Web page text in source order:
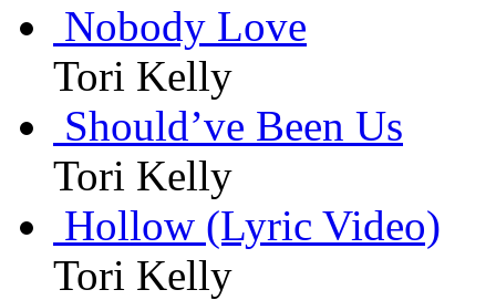
Nobody Love
Tori Kelly
Should’ve Been Us
Tori Kelly
Hollow (Lyric Video)
Tori Kelly